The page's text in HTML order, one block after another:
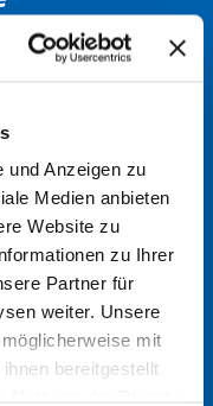
und Anzeigen zu
Medien anbieten
Website zu
zu Ihrer
Partner für
weiter. Unsere
mit
bereitgestellt
auf der alten
(CCA)
. Durch Eingabe
können